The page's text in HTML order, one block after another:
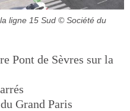
ligne 15 Sud © Société du
Pont de Sèvres sur la
Grand Paris